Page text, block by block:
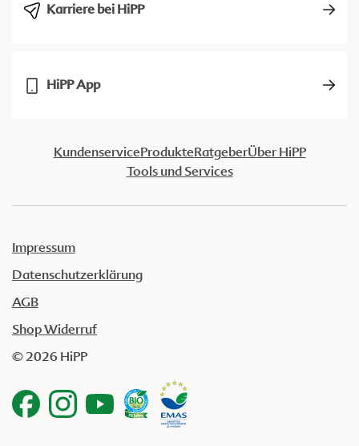
Karriere bei HiPP
HiPP App
KundenserviceProdukteRatgeberÜber HiPP
Tools und Services
Impressum
Datenschutzerklärung
AGB
Shop Widerruf
© 2026 HiPP